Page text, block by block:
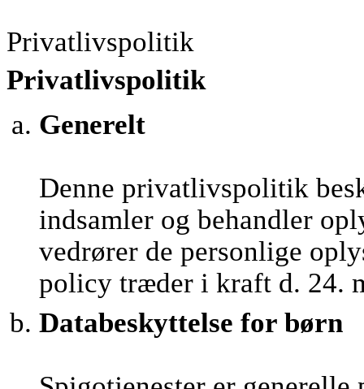
Privatlivspolitik
Privatlivspolitik
Generelt
Denne privatlivspolitik
indsamler og behandler
vedrører de personlige
policy træder i kraft d. 24.
Databeskyttelse for børn